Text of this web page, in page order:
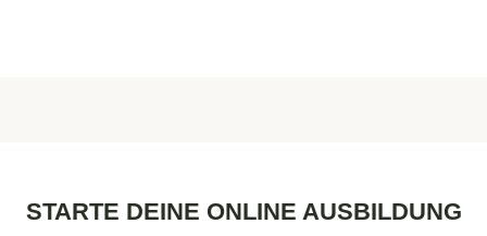
STARTE DEINE ONLINE AUSBILDUNG